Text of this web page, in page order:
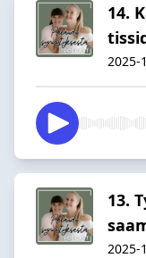
14.
2025-
13.
2025-